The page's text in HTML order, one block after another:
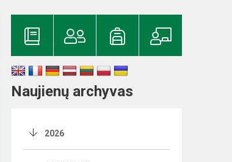
Naujienų archyvas
2026